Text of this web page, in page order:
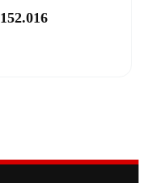
164.686.
152.016